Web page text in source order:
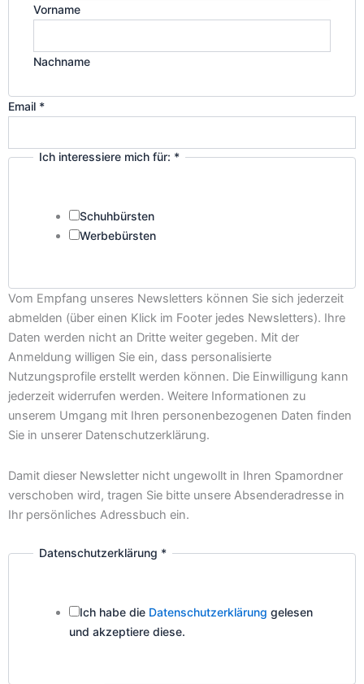
Vorname
Nachname
Email *
Ich interessiere mich für: *
Schuhbürsten
Werbebürsten
Vom Empfang unseres Newsletters können Sie sich jederzeit
abmelden (über einen Klick im Footer jedes Newsletters). Ihre
Daten werden nicht an Dritte weiter gegeben. Mit der
Anmeldung willigen Sie ein, dass personalisierte
Nutzungsprofile erstellt werden können. Die Einwilligung kann
jederzeit widerrufen werden. Weitere Informationen zu
unserem Umgang mit Ihren personenbezogenen Daten finden
Sie in unserer Datenschutzerklärung.
Damit dieser Newsletter nicht ungewollt in Ihren Spamordner
verschoben wird, tragen Sie bitte unsere Absenderadresse in
Ihr persönliches Adressbuch ein.
interessiereDatenschutzerklärung *
Ich habe die Datenschutzerklärung gelesen
und akzeptiere diese.